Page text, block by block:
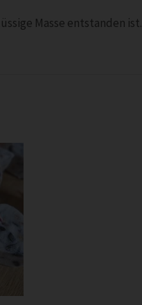
Masse entstanden ist.